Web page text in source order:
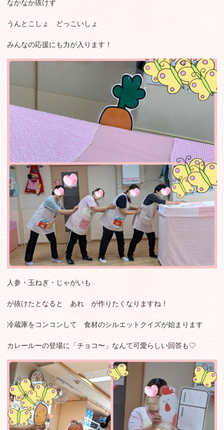
なかなか抜けず
うんとこしょ どっこいしょ
みんなの応援にも力が入ります！
人参・玉ねぎ・じゃがいも
が抜けたとなると あれ が作りたくなりますね！
冷蔵庫をコンコンして 食材のシルエットクイズが始まります
カレールーの登場に「チョコ〜」なんて可愛らしい回答も♡